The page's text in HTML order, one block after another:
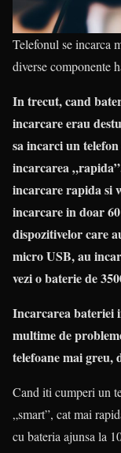
Telefonul se incarca
diverse componente
In trecut, cand
incarcare erau
sa incarci un
incarcarea
incarcare rapida si
incarcare in doar
dispozitivelor care
micro USB, au
vezi o baterie de
Incarcarea bateriei
multime de
telefoane mai greu,
Cand iti cumperi un
„smart”, cat mai
cu bateria ajunsa la